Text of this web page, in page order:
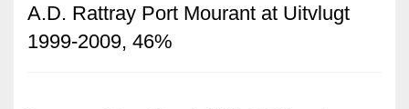
A.D. Rattray Port Mourant at Uitvlugt
1999-2009, 46%